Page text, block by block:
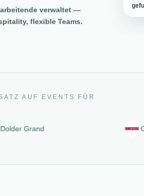
verwaltet —
flexible Teams.
AUF EVENTS FÜR
Clarins